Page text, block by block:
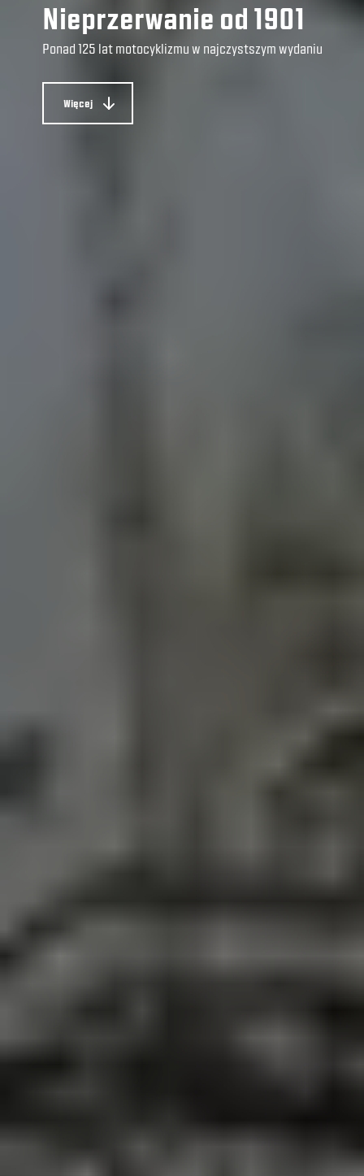
Nieprzerwanie od 1901
Ponad 125 lat motocyklizmu w najczystszym wydaniu
Więcej